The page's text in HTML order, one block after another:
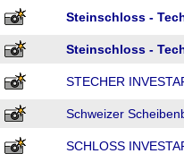
Steinschloss -
Steinschloss -
STECHER
Schweizer
SCHLOSS